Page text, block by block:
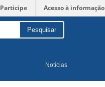
Participe Acesso à informação
Pesquisar
Notícias